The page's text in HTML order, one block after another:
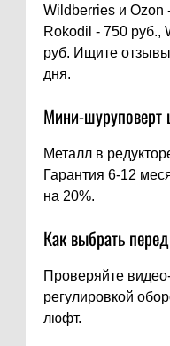
Wildberries и
Rokodil - 750 руб.,
руб. Ищите
дня.
Мини-шуруповерт
Металл в
Гарантия 6-12
на 20%.
Как выбрать
Проверяйте
регулировкой
люфт.